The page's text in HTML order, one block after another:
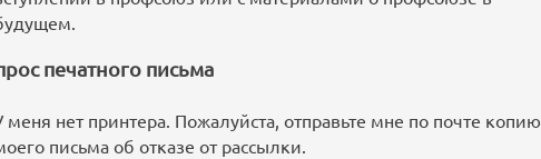
печатного письма
меня нет принтера. Пожалуйста, отправьте мне по почте копию
письма об отказе от рассылки.